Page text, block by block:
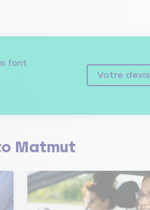
font
Votre devis
Matmut